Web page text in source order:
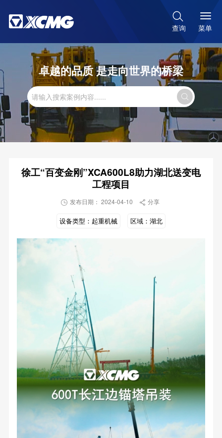

查询 菜单
卓越的品质 是走向世界的桥梁

徐工“百变金刚”XCA600L8助力湖北送变电
工程项目
 发布日期： 2024-04-10  分享
设备类型： 起重机械 区域： 湖北